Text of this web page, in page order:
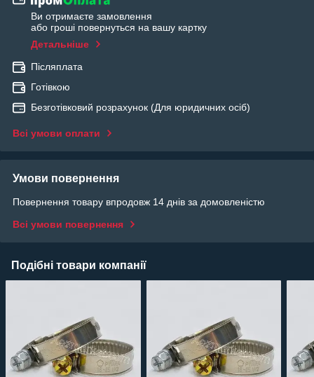
Ви отримаєте замовлення
або гроші повернуться на вашу картку
Детальніше
Післяплата
Готівкою
Безготівковий розрахунок (Для юридичних осіб)
Всі умови оплати
Умови повернення
Повернення товару впродовж 14 днів за домовленістю
Всі умови повернення
Подібні товари компанії